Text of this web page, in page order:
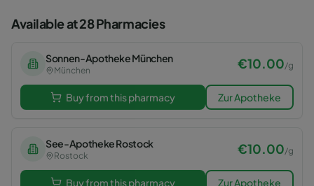
Available at 28 Pharmacies
Sonnen-Apotheke München
München €10.00/g
Buy from this pharmacy Zur Apotheke
See-Apotheke Rostock
Rostock €10.00/g
Buy from this pharmacy Zur Apotheke